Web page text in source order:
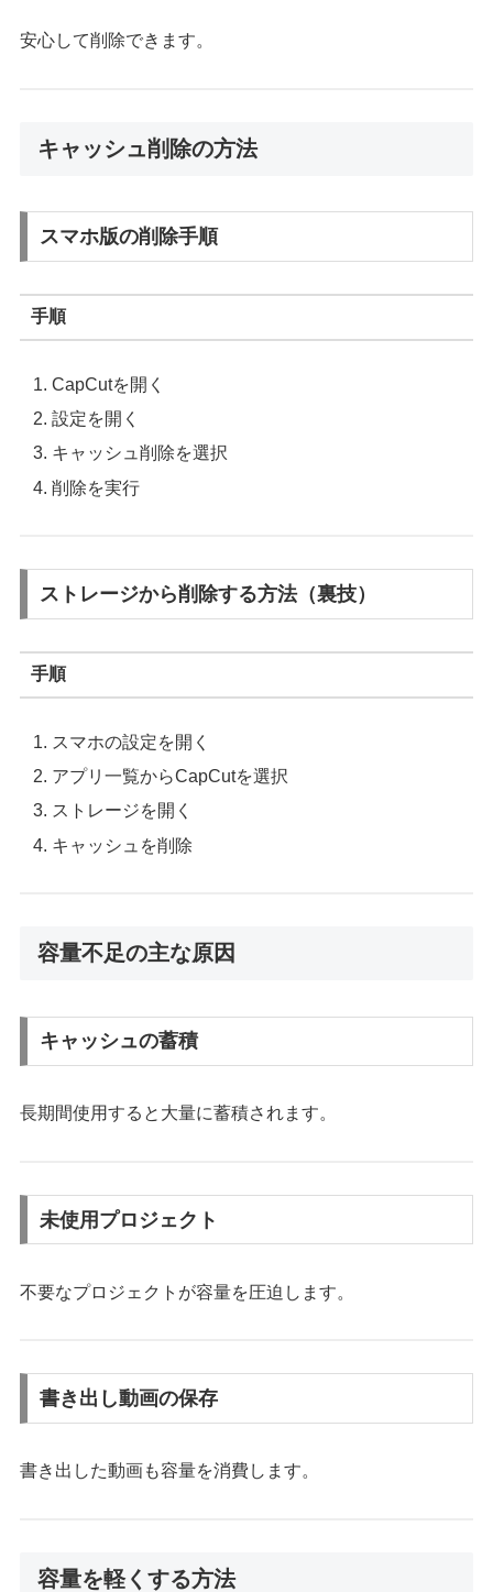
安心して削除できます。
キャッシュ削除の方法
スマホ版の削除手順
手順
CapCutを開く
設定を開く
キャッシュ削除を選択
削除を実行
ストレージから削除する方法（裏技）
手順
スマホの設定を開く
アプリ一覧からCapCutを選択
ストレージを開く
キャッシュを削除
容量不足の主な原因
キャッシュの蓄積
長期間使用すると大量に蓄積されます。
未使用プロジェクト
不要なプロジェクトが容量を圧迫します。
書き出し動画の保存
書き出した動画も容量を消費します。
容量を軽くする方法